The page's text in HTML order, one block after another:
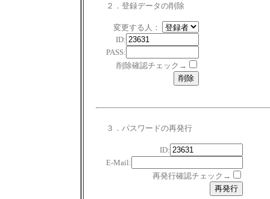
２．登録データの削除
変更する人：
ID:
PASS:
削除確認チェック→
３．パスワードの再発行
ID:
E-Mail:
再発行確認チェック→